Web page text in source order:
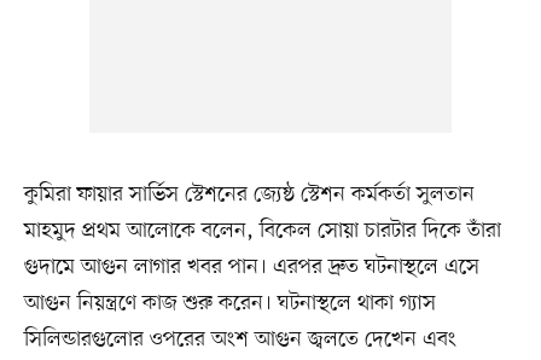
কুমিরা ফায়ার সার্ভিস স্টেশনের জ্যেষ্ঠ স্টেশন কর্মকর্তা সুলতান
মাহমুদ প্রথম আলোকে বলেন, বিকেল সোয়া চারটার দিকে তাঁরা
গুদামে আগুন লাগার খবর পান। এরপর দ্রুত ঘটনাস্থলে এসে
আগুন নিয়ন্ত্রণে কাজ শুরু করেন। ঘটনাস্থলে থাকা গ্যাস
সিলিন্ডারগুলোর ওপরের অংশ আগুন জ্বলতে দেখেন এবং